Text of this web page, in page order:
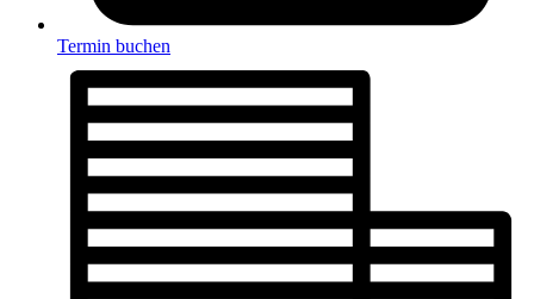
Termin buchen